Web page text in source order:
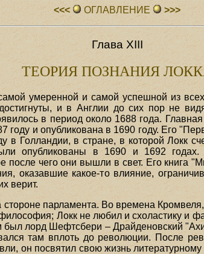
<<< ОГЛАВЛЕHИЕ >>>
Глава XIII
ТЕОРИЯ ПОЗНАНИЯ
умеренной и самой успешной из
и в Англии до сих пор не
в период около 1688 года.
году и опубликована в 1690 году. Его
в Голландии, в стране, в которой Локк
опубликованы в 1690 и 1692 годах.
после чего они вышли в свет. Его книга
оказавшие какое-то влияние,
верит.
парламента. Во времена
Локк не любил и схоластику и
был лорд Шефтсбери – Драйденовский
там вплоть до революции. После
он посвятил свою жизнь